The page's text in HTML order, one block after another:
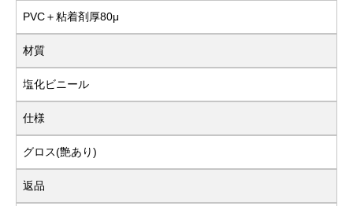
PVC＋粘着剤厚80μ
材質
塩化ビニール
仕様
グロス(艶あり)
返品